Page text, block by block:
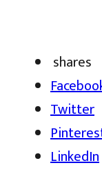
shares
Twitter
LinkedIn